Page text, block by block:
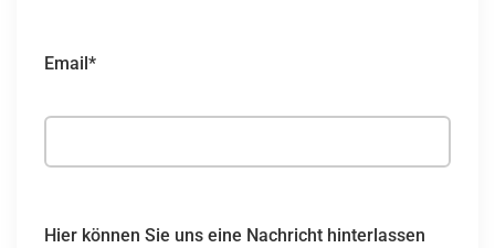
Email*
Si prega di lasciare vuoto questo campo.
Si prega di lasciare vuoto questo campo.
Si prega di lasciare vuoto questo campo.
Hier können Sie uns eine Nachricht hinterlassen